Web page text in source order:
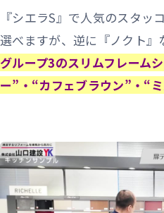
『シエラS』で人気のスタッ
選べますが、逆に『ノクト』
グループ3のスリムフレーム
ー”・“カフェブラウン”・“